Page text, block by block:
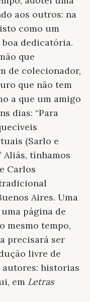
aos outros: na
como um
dedicatória.
que
de colecionador,
que não tem
a que um amigo
dias: “Para
(Sarlo e
Aliás, tínhamos
Carlos
Aires. Uma
página de
mesmo tempo,
precisará ser
livre de
autores: historias
em Letras